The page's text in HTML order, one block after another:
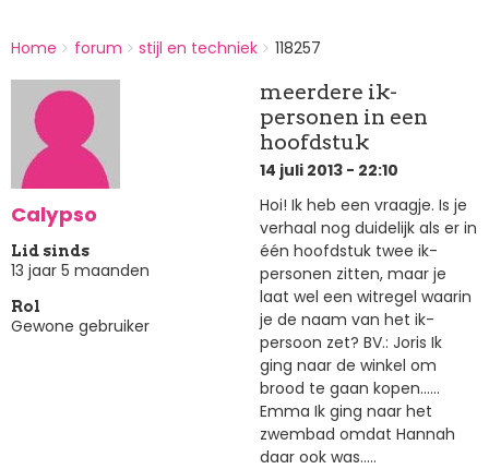
BREADCRUMBS
You
here:
Home forum stijl en techniek 118257
Calypso
Lid sinds
13 jaar 5 maanden
Rol
Gewone gebruiker
meerdere ik-
personen in een
hoofdstuk
14 juli 2013 - 22:10
Hoi! Ik heb een vraagje. Is je
verhaal nog duidelijk als er in
één hoofdstuk twee ik-
personen zitten, maar je
laat wel een witregel waarin
je de naam van het ik-
persoon zet? BV.: Joris Ik
ging naar de winkel om
brood te gaan kopen......
Emma Ik ging naar het
zwembad omdat Hannah
daar ook was.....